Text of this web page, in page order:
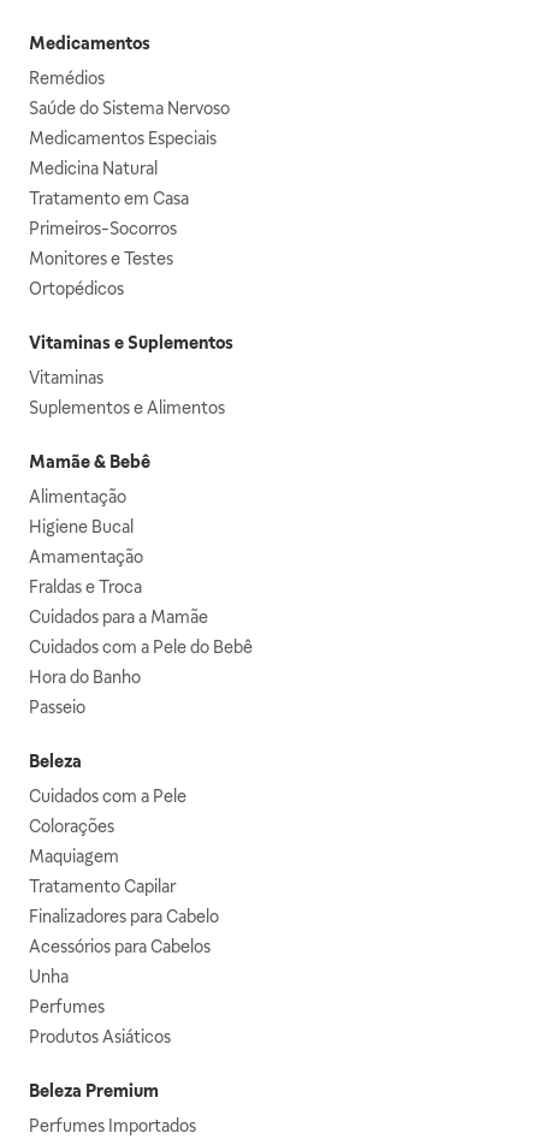
Medicamentos
Remédios
Saúde do Sistema Nervoso
Medicamentos Especiais
Medicina Natural
Tratamento em Casa
Primeiros-Socorros
Monitores e Testes
Ortopédicos
Vitaminas e Suplementos
Vitaminas
Suplementos e Alimentos
Mamãe & Bebê
Alimentação
Higiene Bucal
Amamentação
Fraldas e Troca
Cuidados para a Mamãe
Cuidados com a Pele do Bebê
Hora do Banho
Passeio
Beleza
Cuidados com a Pele
Colorações
Maquiagem
Tratamento Capilar
Finalizadores para Cabelo
Acessórios para Cabelos
Unha
Perfumes
Produtos Asiáticos
Beleza Premium
Perfumes Importados